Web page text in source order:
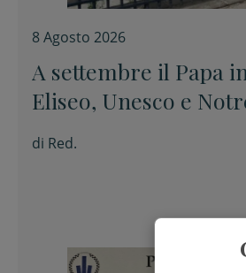
8 Agosto 2026
A settembre il Papa
Eliseo, Unesco e
poi a Lourdes
di Red.